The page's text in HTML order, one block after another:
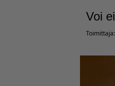
Voi
Toimittaja: